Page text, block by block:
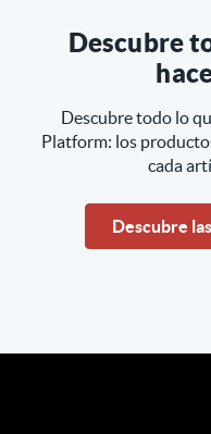
Descubre
Descubre todo lo
Platform: los
cada
Descubre